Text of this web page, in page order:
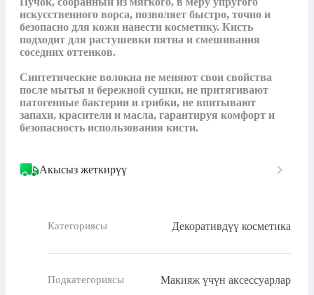
искусственного ворса, позволяет быстро, точно и
безопасно для кожи нанести косметику. Кисть
подходит для растушевки пятна и смешивания
соседних оттенков.
Синтетические волокна не меняют свои свойства
после мытья и бережной сушки, не притягивают
патогенные бактерии и грибки, не впитывают
запахи, красители и масла, гарантируя комфорт и
безопасность использования кисти.
Акысыз жеткирүү
Категориясы Декоративдүү косметика
Подкатегориясы Макияж үчүн аксессуарлар